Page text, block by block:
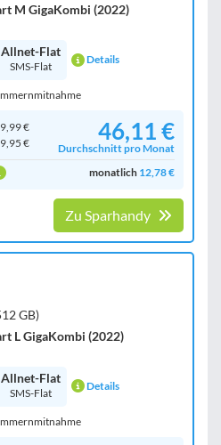
M GigaKombi (2022)
Allnet-Flat
SMS-Flat Details
€
€ 46,11 €
Durchschnitt pro Monat
monatlich 12,78 €
Zu Sparhandy
GB)
L GigaKombi (2022)
Allnet-Flat
SMS-Flat Details